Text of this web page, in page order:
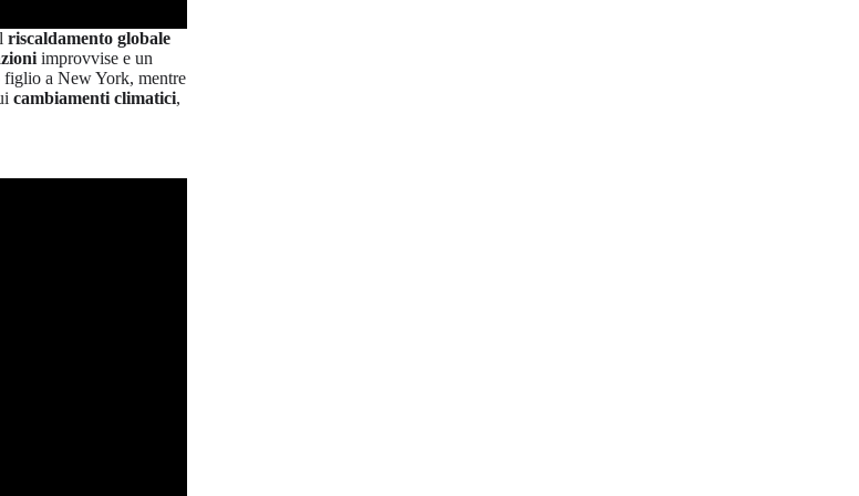
riscaldamento globale
improvvise e un
figlio a New York, mentre
cambiamenti climatici,